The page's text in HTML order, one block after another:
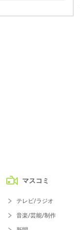
マスコミ
テレビ/ラジオ
音楽/芸能/制作